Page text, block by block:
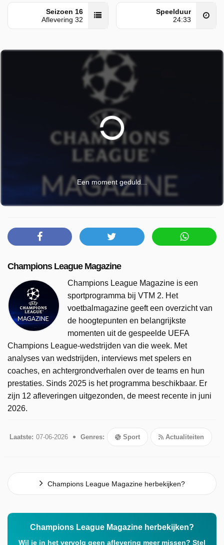
Seizoen 16
Aflevering 32
Speelduur
24:33
Een moment geduld...
Champions League Magazine
Champions League Magazine is een
sportprogramma bij VTM 2. Het
voetbalmagazine geeft een overzicht van
de hoogtepunten en belangrijkste
momenten uit de gespeelde UEFA
Champions League-wedstrijden van die week. Met
analyses van wedstrijden, interviews met spelers en
coaches, en achtergrondverhalen over de teams en hun
prestaties. Sinds 2025 is het programma beschikbaar. Er
zijn 12 afleveringen uitgezonden, de meest recente in juni
2026.
Laatste: 07-06-2026 Genres: Sport Actualiteiten
Champions League Magazine herbekijken?
Champions League Magazine herbekijken?
Wil je in het vervolg geen aflevering meer missen? Stel